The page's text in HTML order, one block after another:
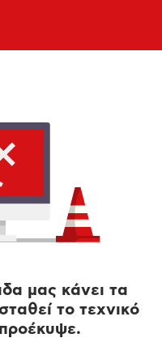
μας κάνει τα
το τεχνικό